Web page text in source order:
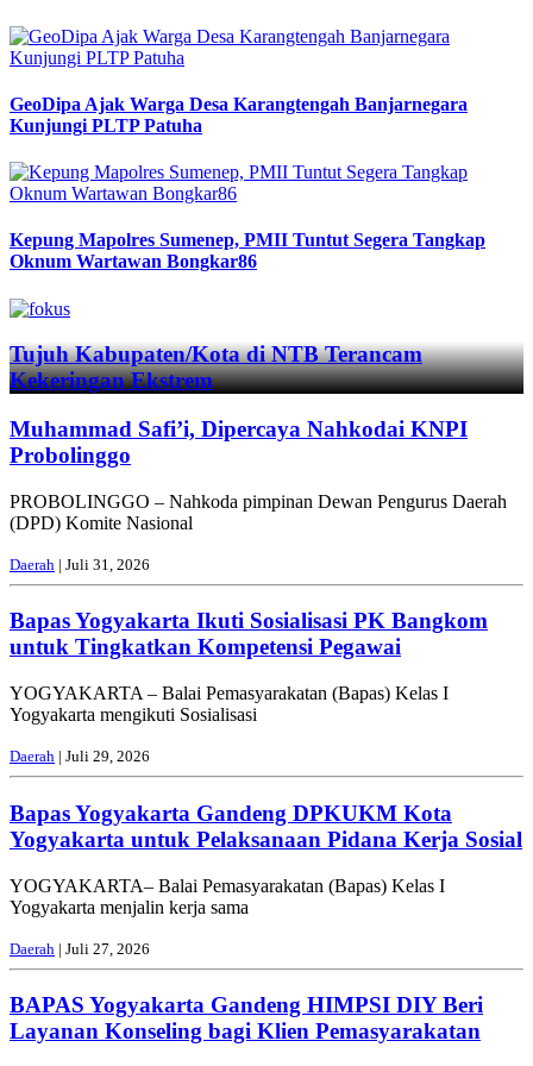
GeoDipa Ajak Warga Desa Karangtengah Banjarnegara
Kunjungi PLTP Patuha
Kepung Mapolres Sumenep, PMII Tuntut Segera Tangkap
Oknum Wartawan Bongkar86
Previous
Next
Tujuh Kabupaten/Kota di NTB Terancam
Kekeringan Ekstrem
Muhammad Safi’i, Dipercaya Nahkodai KNPI
Probolinggo
PROBOLINGGO – Nahkoda pimpinan Dewan Pengurus Daerah
(DPD) Komite Nasional
Daerah | Juli 31, 2026
Bapas Yogyakarta Ikuti Sosialisasi PK Bangkom
untuk Tingkatkan Kompetensi Pegawai
YOGYAKARTA – Balai Pemasyarakatan (Bapas) Kelas I
Yogyakarta mengikuti Sosialisasi
Daerah | Juli 29, 2026
Bapas Yogyakarta Gandeng DPKUKM Kota
Yogyakarta untuk Pelaksanaan Pidana Kerja Sosial
YOGYAKARTA– Balai Pemasyarakatan (Bapas) Kelas I
Yogyakarta menjalin kerja sama
Daerah | Juli 27, 2026
BAPAS Yogyakarta Gandeng HIMPSI DIY Beri
Layanan Konseling bagi Klien Pemasyarakatan